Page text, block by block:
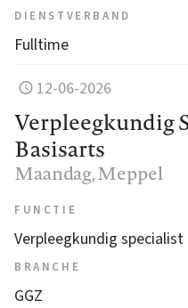
DIENSTVERBAND
Fulltime
12-06-2026
Verpleegkundig
Basisarts
Maandag, Meppel
FUNCTIE
Verpleegkundig specialist
BRANCHE
GGZ